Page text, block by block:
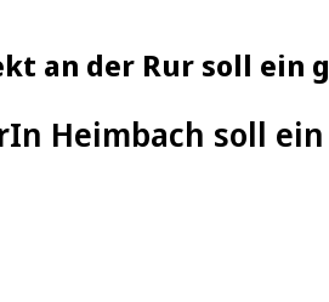
an der Rur soll
In Heimbach soll